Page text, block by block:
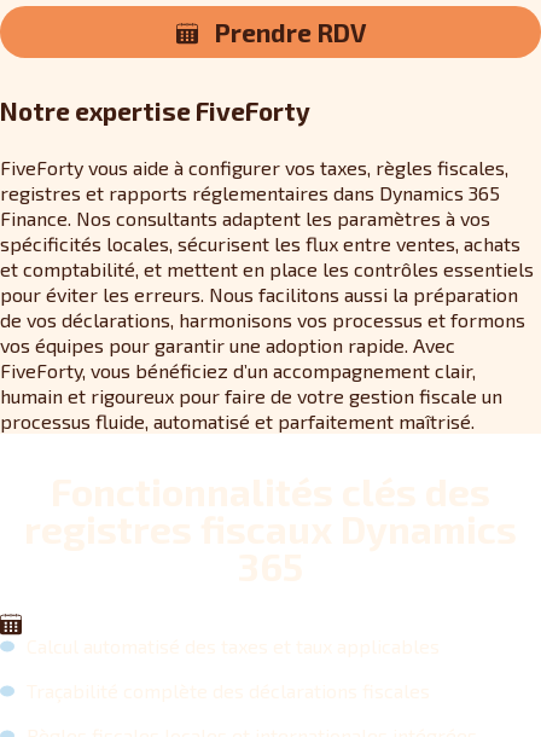
Prendre RDV
Notre expertise FiveForty
FiveForty vous aide à configurer vos taxes, règles fiscales,
registres et rapports réglementaires dans Dynamics 365
Finance. Nos consultants adaptent les paramètres à vos
spécificités locales, sécurisent les flux entre ventes, achats
et comptabilité, et mettent en place les contrôles essentiels
pour éviter les erreurs. Nous facilitons aussi la préparation
de vos déclarations, harmonisons vos processus et formons
vos équipes pour garantir une adoption rapide. Avec
FiveForty, vous bénéficiez d’un accompagnement clair,
humain et rigoureux pour faire de votre gestion fiscale un
processus fluide, automatisé et parfaitement maîtrisé.